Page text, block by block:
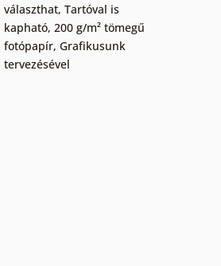
választhat, Tartóval is
kapható, 200 g/m² tömegű
fotópapír, Grafikusunk
tervezésével